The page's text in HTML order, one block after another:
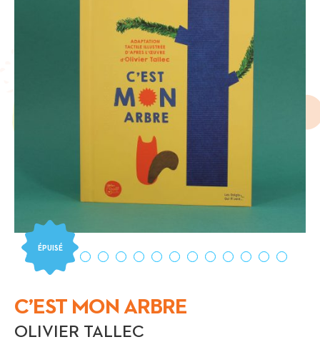
ÉPUISÉ
C’EST MON ARBRE
OLIVIER TALLEC